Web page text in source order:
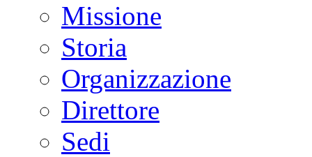
Missione
Storia
Organizzazione
Direttore
Sedi